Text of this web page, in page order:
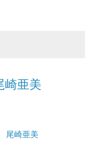
亜美
尾崎亜美